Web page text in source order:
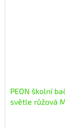
PEON školní
světle růžová